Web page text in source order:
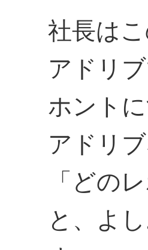
社長は
アドリ
ホント
アドリ
「どの
と、よ